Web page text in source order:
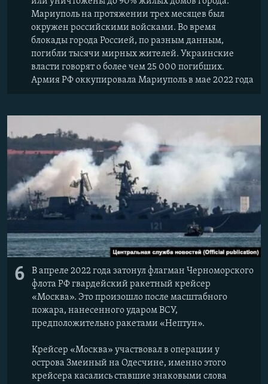
Мариуполь на протяжении трех месяцев был
окружен российскими войсками. Во время
блокады города Россией, по разным данным,
погибли тысячи мирных жителей. Украинские
власти говорят о более чем 25 000 погибших.
Армия РФ оккупировала Мариуполь в мае 2022 года
6
В апреле 2022 года затонул флагман Черноморского
флота РФ гвардейский ракетный крейсер
«Москва». Это произошло после масштабного
пожара, нанесенного ударом ВСУ,
предположительно ракетами «Нептун».
Крейсер «Москва» участвовал в операции у
острова Змеиный на Одесчине, именно этого
крейсера касались ставшие знаковыми слова